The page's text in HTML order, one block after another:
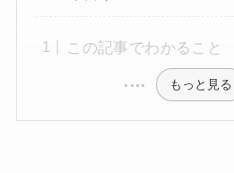
この記事でわかること
もっと見る